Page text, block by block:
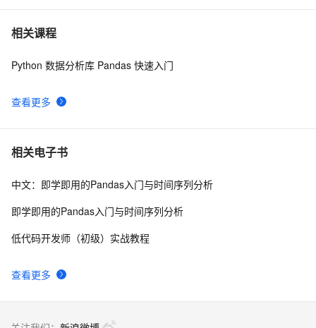
7 Pandas实战案例：电商数据分析的实践与挑战
8 使用Python进行数据清洗与预处理：Pandas和NumPy的
9 Python数据分析大杀器之Pandas基础2万字详解（学
10
相关课程
查看更多
Python 数据分析库 Pandas 快速入门
相关电子书
查看更多
中文：即学即用的Pandas入门与时间序列分析
即学即用的Pandas入门与时间序列分析
低代码开发师（初级）实战教程